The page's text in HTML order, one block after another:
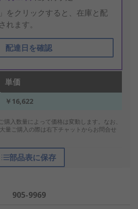
をクリックすると、在庫と配
れます。
配達日を確認
単価
￥16,622
入数量によって価格は変動します。なお、
量ご購入の際は右下チャットからお問合せ
部品表に保存
905-9969